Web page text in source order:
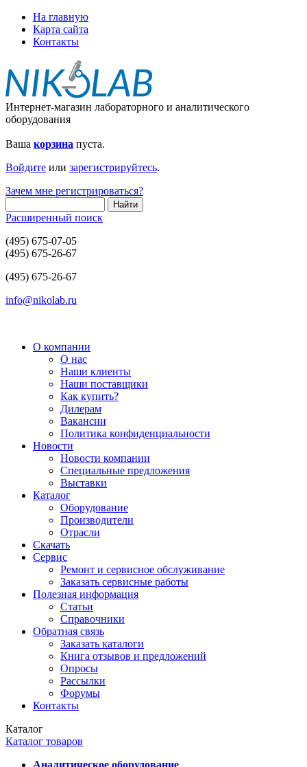
На главную
Карта сайта
Контакты
Интернет-магазин лабораторного и аналитического
оборудования
Ваша корзина пуста.
Войдите или зарегистрируйтесь.
Зачем мне регистрироваться?
Расширенный поиск
(495) 675-07-05
(495) 675-26-67
(495) 675-26-67
info@nikolab.ru
О компании
О нас
Наши клиенты
Наши поставщики
Как купить?
Дилерам
Вакансии
Политика конфиденциальности
Новости
Новости компании
Специальные предложения
Выставки
Каталог
Оборудование
Производители
Отрасли
Скачать
Сервис
Ремонт и сервисное обслуживание
Заказать сервисные работы
Полезная информация
Статьи
Справочники
Обратная связь
Заказать каталоги
Книга отзывов и предложений
Опросы
Рассылки
Форумы
Контакты
Каталог
Каталог товаров
Аналитическое оборудование